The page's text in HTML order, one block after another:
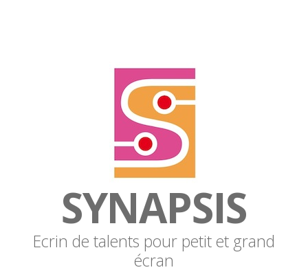
SYNAPSIS
Ecrin de talents pour petit et grand
écran